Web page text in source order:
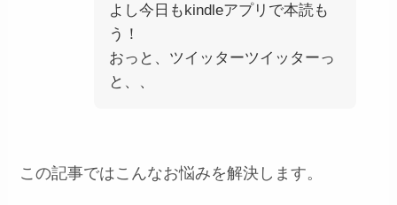
よし今日もkindleアプリで本読も
う！
おっと、ツイッターツイッターっ
と、、
この記事ではこんなお悩みを解決します。